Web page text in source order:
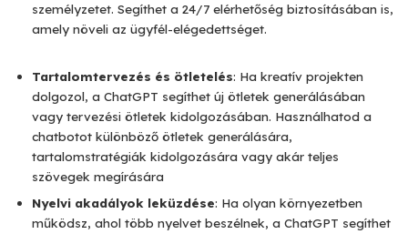
személyzetet. Segíthet a 24/7 elérhetőség biztosításában is,
amely növeli az ügyfél-elégedettséget.
Tartalomtervezés és ötletelés: Ha kreatív projekten
dolgozol, a ChatGPT segíthet új ötletek generálásában
vagy tervezési ötletek kidolgozásában. Használhatod a
chatbotot különböző ötletek generálására,
tartalomstratégiák kidolgozására vagy akár teljes
szövegek megírására
Nyelvi akadályok leküzdése: Ha olyan környezetben
működsz, ahol több nyelvet beszélnek, a ChatGPT segíthet